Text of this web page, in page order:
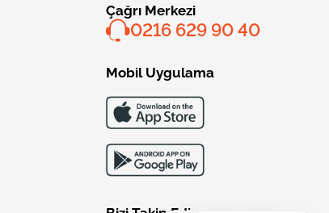
Çağrı Merkezi
0216 629 90 40
Mobil Uygulama